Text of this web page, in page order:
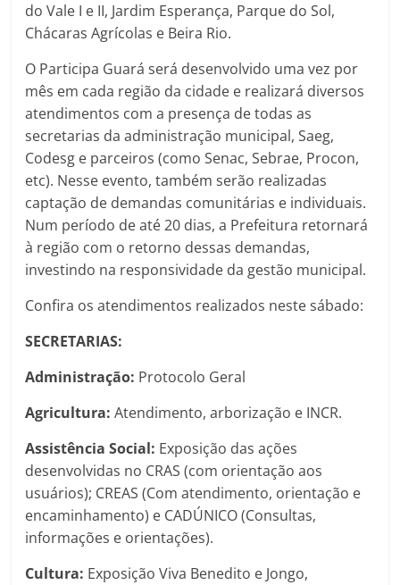
do Vale I e II, Jardim Esperança, Parque do Sol,
Chácaras Agrícolas e Beira Rio.
O Participa Guará será desenvolvido uma vez por
mês em cada região da cidade e realizará diversos
atendimentos com a presença de todas as
secretarias da administração municipal, Saeg,
Codesg e parceiros (como Senac, Sebrae, Procon,
etc). Nesse evento, também serão realizadas
captação de demandas comunitárias e individuais.
Num período de até 20 dias, a Prefeitura retornará
à região com o retorno dessas demandas,
investindo na responsividade da gestão municipal.
Confira os atendimentos realizados neste sábado:
SECRETARIAS:
Administração: Protocolo Geral
Agricultura: Atendimento, arborização e INCR.
Assistência Social: Exposição das ações
desenvolvidas no CRAS (com orientação aos
usuários); CREAS (Com atendimento, orientação e
encaminhamento) e CADÚNICO (Consultas,
informações e orientações).
Cultura: Exposição Viva Benedito e Jongo,